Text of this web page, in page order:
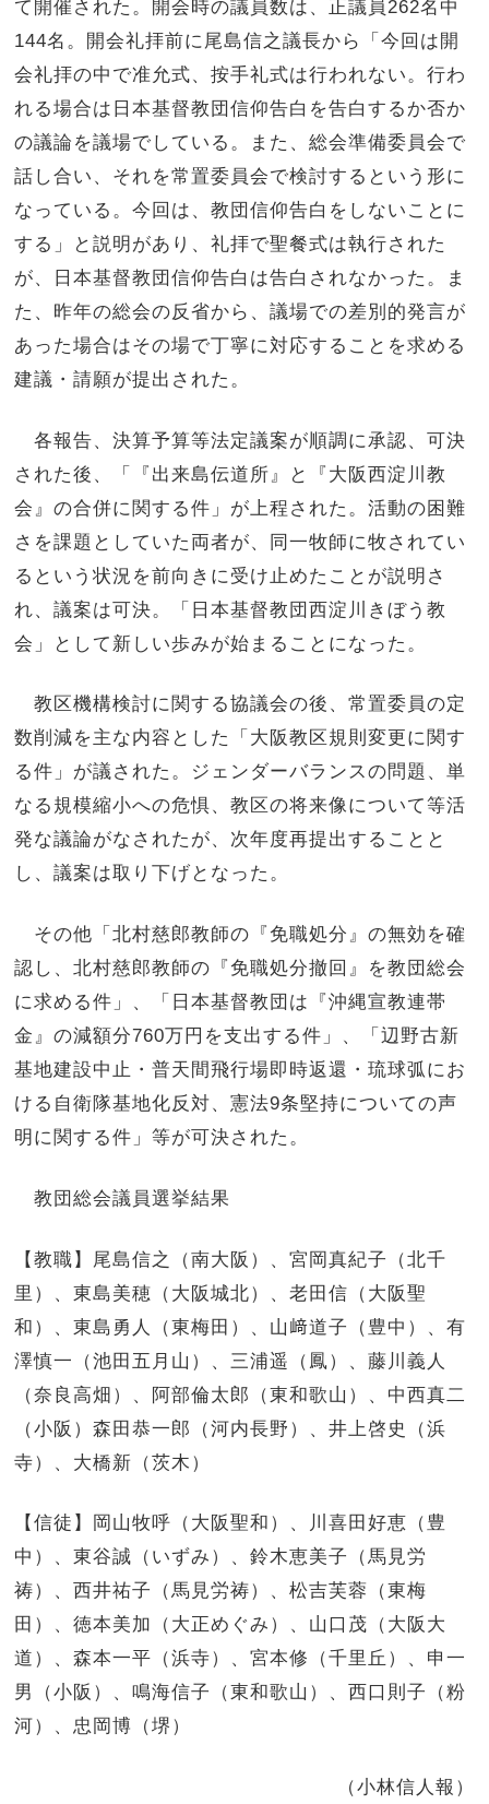
て開催された。開会時の議員数は、正議員262名中
144名。開会礼拝前に尾島信之議長から「今回は開
会礼拝の中で准允式、按手礼式は行われない。行わ
れる場合は日本基督教団信仰告白を告白するか否か
の議論を議場でしている。また、総会準備委員会で
話し合い、それを常置委員会で検討するという形に
なっている。今回は、教団信仰告白をしないことに
する」と説明があり、礼拝で聖餐式は執行された
が、日本基督教団信仰告白は告白されなかった。ま
た、昨年の総会の反省から、議場での差別的発言が
あった場合はその場で丁寧に対応することを求める
建議・請願が提出された。
各報告、決算予算等法定議案が順調に承認、可決
された後、「『出来島伝道所』と『大阪西淀川教
会』の合併に関する件」が上程された。活動の困難
さを課題としていた両者が、同一牧師に牧されてい
るという状況を前向きに受け止めたことが説明さ
れ、議案は可決。「日本基督教団西淀川きぼう教
会」として新しい歩みが始まることになった。
教区機構検討に関する協議会の後、常置委員の定
数削減を主な内容とした「大阪教区規則変更に関す
る件」が議された。ジェンダーバランスの問題、単
なる規模縮小への危惧、教区の将来像について等活
発な議論がなされたが、次年度再提出することと
し、議案は取り下げとなった。
その他「北村慈郎教師の『免職処分』の無効を確
認し、北村慈郎教師の『免職処分撤回』を教団総会
に求める件」、「日本基督教団は『沖縄宣教連帯
金』の減額分760万円を支出する件」、「辺野古新
基地建設中止・普天間飛行場即時返還・琉球弧にお
ける自衛隊基地化反対、憲法9条堅持についての声
明に関する件」等が可決された。
教団総会議員選挙結果
【教職】尾島信之（南大阪）、宮岡真紀子（北千
里）、東島美穂（大阪城北）、老田信（大阪聖
和）、東島勇人（東梅田）、山﨑道子（豊中）、有
澤慎一（池田五月山）、三浦遥（鳳）、藤川義人
（奈良高畑）、阿部倫太郎（東和歌山）、中西真二
（小阪）森田恭一郎（河内長野）、井上啓史（浜
寺）、大橋新（茨木）
【信徒】岡山牧呼（大阪聖和）、川喜田好恵（豊
中）、東谷誠（いずみ）、鈴木恵美子（馬見労
祷）、西井祐子（馬見労祷）、松吉芙蓉（東梅
田）、徳本美加（大正めぐみ）、山口茂（大阪大
道）、森本一平（浜寺）、宮本修（千里丘）、申一
男（小阪）、鳴海信子（東和歌山）、西口則子（粉
河）、忠岡博（堺）
（小林信人報）